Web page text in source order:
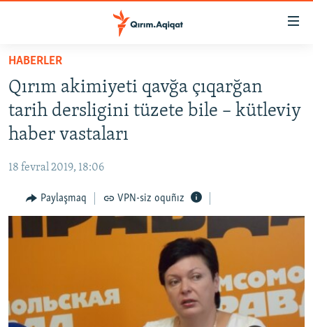
Esas
qaytmaq
Baş
navigatsiyağa
qaytmaq
Qıdıruvğa
SİYASET
İQTİSADİYAT
MEDENİYET
İNSAN AQLARI
FİKİR
HABERLER
Qırım akimiyeti qavğa çıqarğan
tarih dersligini tüzete bile – kütleviy
haber vastaları
18 fevral 2019, 18:06
Paylaşmaq VPN-siz oquñız